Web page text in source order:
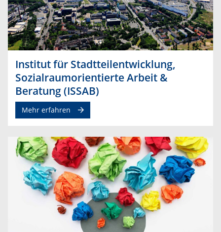
Institut für Stadtteilentwicklung,
Sozialraumorientierte Arbeit &
Beratung (ISSAB)
Mehr erfahren